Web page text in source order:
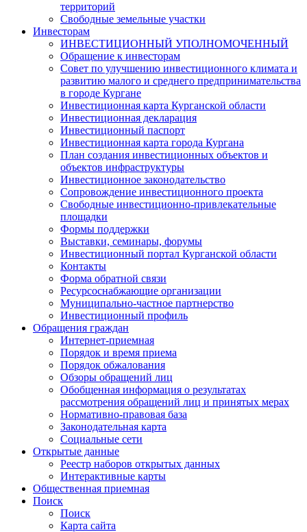
территорий
Свободные земельные участки
Инвесторам
ИНВЕСТИЦИОННЫЙ УПОЛНОМОЧЕННЫЙ
Обращение к инвесторам
Совет по улучшению инвестиционного климата и
развитию малого и среднего предпринимательства
в городе Кургане
Инвестиционная карта Курганской области
Инвестиционная декларация
Инвестиционный паспорт
Инвестиционная карта города Кургана
План создания инвестиционных объектов и
объектов инфраструктуры
Инвестиционное законодательство
Сопровождение инвестиционного проекта
Свободные инвестиционно-привлекательные
площадки
Формы поддержки
Выставки, семинары, форумы
Инвестиционный портал Курганской области
Контакты
Форма обратной связи
Ресурсоснабжающие организации
Муниципально-частное партнерство
Инвестиционный профиль
Обращения граждан
Интернет-приемная
Порядок и время приема
Порядок обжалования
Обзоры обращений лиц
Обобщенная информация о результатах
рассмотрения обращений лиц и принятых мерах
Нормативно-правовая база
Законодательная карта
Социальные сети
Открытые данные
Реестр наборов открытых данных
Интерактивные карты
Общественная приемная
Поиск
Поиск
Карта сайта